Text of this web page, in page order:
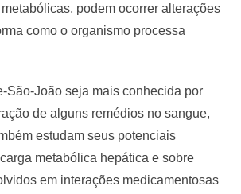
podem ocorrer alterações
como o organismo processa
São-João seja mais conhecida por
de alguns remédios no sangue,
estudam seus potenciais
metabólica hepática e sobre
em interações medicamentosas